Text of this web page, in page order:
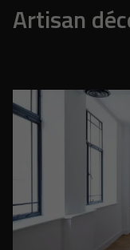
Artisan